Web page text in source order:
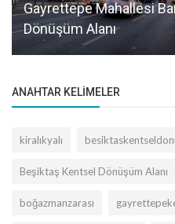
Gayrettepe Mahallesi
Dönüşüm Alanı
ANAHTAR KELIMELER
kiralıkyalı
Beşiktaş Kentsel Dönüşüm Alanı
boğazmanzarası